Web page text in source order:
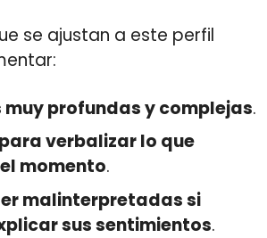
se ajustan a este perfil
muy profundas y complejas.
verbalizar lo que
momento.
malinterpretadas si
sus sentimientos.